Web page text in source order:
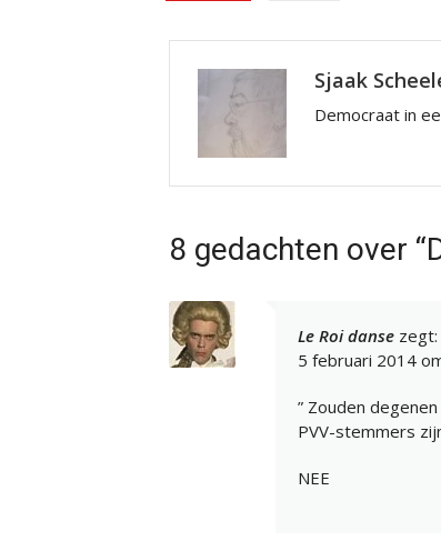
Sjaak
Democraat in
8 gedachten over
Le Roi danse zegt:
5 februari 2014
” Zouden
PVV-stemmers
NEE